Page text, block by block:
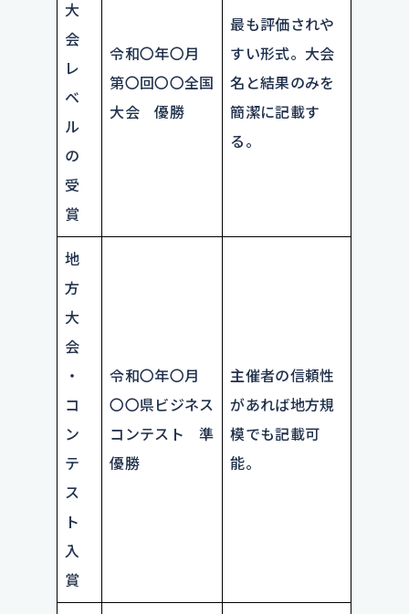
大
会
レ
ベ
ル
の
受
賞
令和〇年〇月
第〇回〇〇全国
大会 優勝
最も評価されや
すい形式。大会
名と結果のみを
簡潔に記載す
る。
地
方
大
会
・
コ
ン
テ
ス
ト
入
賞
令和〇年〇月
〇〇県ビジネス
コンテスト 準
優勝
主催者の信頼性
があれば地方規
模でも記載可
能。